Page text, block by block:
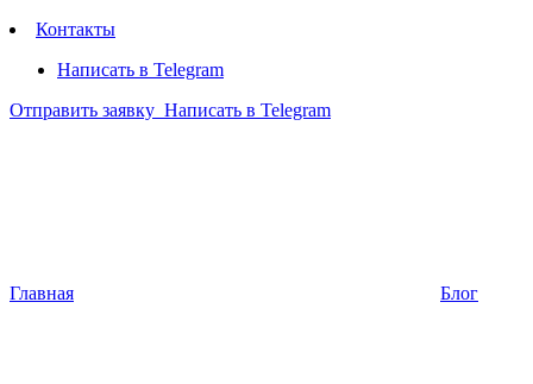
Контакты
Написать в Telegram
Отправить заявку Написать в Telegram
Главная Блог